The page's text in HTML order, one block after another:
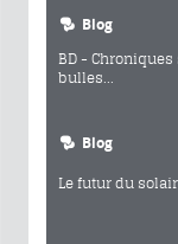
Blog
BD -
bulles...
Blog
Le futur du